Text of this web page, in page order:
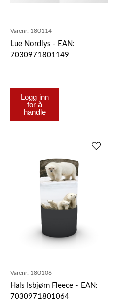
Varenr: 180114
Lue Nordlys - EAN:
7030971801149
Logg inn
for å
handle
Varenr: 180106
Hals Isbjørn Fleece - EAN:
7030971801064